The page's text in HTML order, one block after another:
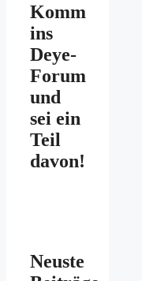
Komm
ins
Deye-
Forum
und
sei ein
Teil
davon!
Neuste